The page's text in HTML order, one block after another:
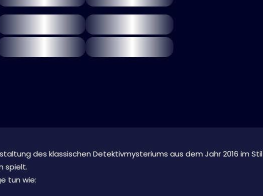
des klassischen Detektivmysteriums aus dem Jahr 2016 im Stil
spielt.
tun wie: